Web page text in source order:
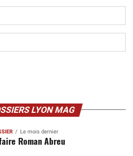
LYON MAG
Le mois dernier
Roman Abreu